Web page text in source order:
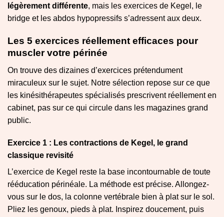
légèrement différente, mais les exercices de Kegel, le
bridge et les abdos hypopressifs s’adressent aux deux.
Les 5 exercices réellement efficaces pour
muscler votre périnée
On trouve des dizaines d’exercices prétendument
miraculeux sur le sujet. Notre sélection repose sur ce que
les kinésithérapeutes spécialisés prescrivent réellement en
cabinet, pas sur ce qui circule dans les magazines grand
public.
Exercice 1 : Les contractions de Kegel, le grand
classique revisité
L’exercice de Kegel reste la base incontournable de toute
rééducation périnéale. La méthode est précise. Allongez-
vous sur le dos, la colonne vertébrale bien à plat sur le sol.
Pliez les genoux, pieds à plat. Inspirez doucement, puis